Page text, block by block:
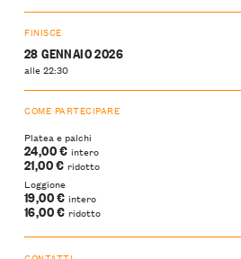
FINISCE
28 GENNAIO 2026
alle 22:30
COME PARTECIPARE
Platea e palchi
24,00 € intero
21,00 € ridotto
Loggione
19,00 € intero
16,00 € ridotto